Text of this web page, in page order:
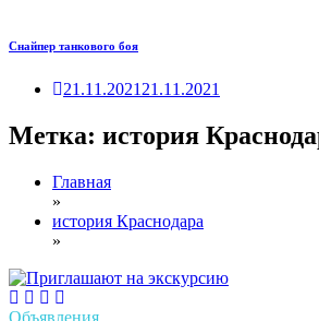
Снайпер танкового боя
21.11.2021 21.11.2021
Метка: история
Главная
»
история Краснодара
»
Объявления